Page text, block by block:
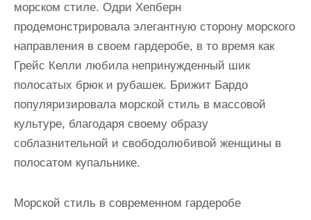
морском стиле. Одри Хепберн
продемонстрировала элегантную сторону морского
направления в своем гардеробе, в то время как
Грейс Келли любила непринужденный шик
полосатых брюк и рубашек. Брижит Бардо
популяризировала морской стиль в массовой
культуре, благодаря своему образу
соблазнительной и свободолюбивой женщины в
полосатом купальнике.
Морской стиль в современном гардеробе